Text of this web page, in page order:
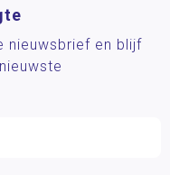
nieuwsbrief en blijf